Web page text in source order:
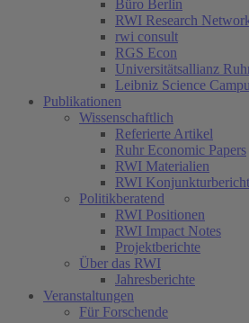
Büro Berlin
RWI Research
rwi consult
RGS Econ
Universitätsallianz
Leibniz Science
Publikationen
Wissenschaftlich
Referierte Artikel
Ruhr Economic Papers
RWI Materialien
RWI
Politikberatend
RWI Positionen
RWI Impact Notes
Projektberichte
Über das RWI
Jahresberichte
Veranstaltungen
Für Forschende